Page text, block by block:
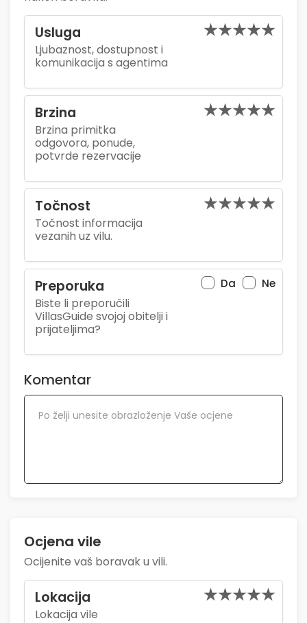
Usluga
Ljubaznost, dostupnost i
komunikacija s agentima
Brzina
Brzina primitka
odgovora, ponude,
potvrde rezervacije
Točnost
Točnost informacija
vezanih uz vilu.
Preporuka Da Ne
Biste li preporučili
VillasGuide svojoj obitelji i
prijateljima?
Komentar
Ocjena vile
Ocijenite vaš boravak u vili.
Lokacija
Lokacija vile